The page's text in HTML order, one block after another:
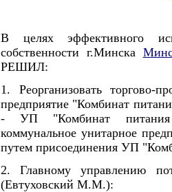
В целях эффективного
собственности г.Минска
РЕШИЛ:
1. Реорганизовать торгово-
предприятие "Комбинат
- УП "Комбинат питания
коммунальное унитарное
путем присоединения УП
2. Главному управлению
(Евтуховский М.М.):